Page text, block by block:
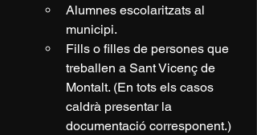
Alumnes escolaritzats al
municipi.
Fills o filles de persones que
treballen a Sant Vicenç de
Montalt. (En tots els casos
caldrà presentar la
documentació corresponent.)